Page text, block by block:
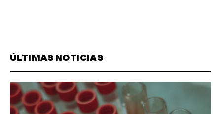
ÚLTIMAS NOTICIAS